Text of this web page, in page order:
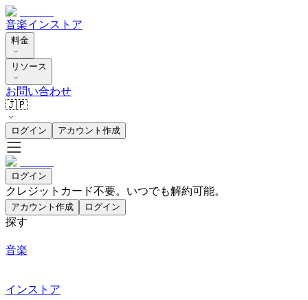
音楽インストア
料金
リソース
お問い合わせ
🇯🇵
ログイン アカウント作成
ログイン
クレジットカード不要。いつでも解約可能。
アカウント作成 ログイン
探す
音楽
インストア